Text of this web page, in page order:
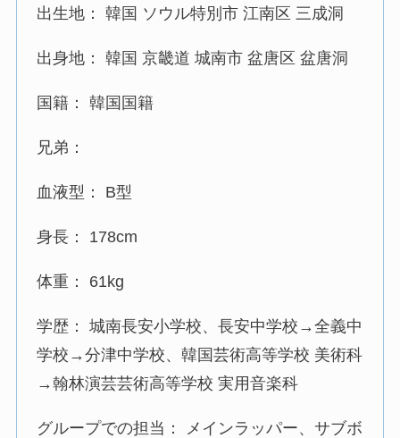
出生地： 韓国 ソウル特別市 江南区 三成洞
出身地： 韓国 京畿道 城南市 盆唐区 盆唐洞
国籍： 韓国国籍
兄弟：
血液型： B型
身長： 178cm
体重： 61kg
学歴： 城南長安小学校、長安中学校→全義中
学校→分津中学校、韓国芸術高等学校 美術科
→翰林演芸芸術高等学校 実用音楽科
グループでの担当： メインラッパー、サブボ